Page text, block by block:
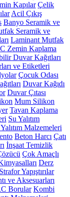
Kapılar Çelik
Acil Çıkış
Banyo Seramik ve
Seramik ve
Laminant Mutfak
Zemin Kaplama
Duvar Kağıtları
ve Etiketleri
Çocuk Odası
Duvar Kağıdı
Duvar Çıtası
Mum Silikon
Tavan Kaplama
Su Yalıtım
Yalıtım Malzemeleri
Beton Harcı Çatı
İnşaat Temizlik
Çok Amaçlı
Derz
Strafor Yapıştırılar
ve Aksesuarları
Borular Kombi